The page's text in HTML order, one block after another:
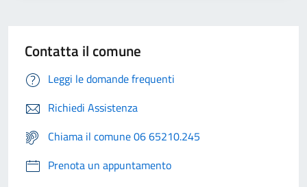
Contatta il comune
Leggi le domande frequenti
Richiedi Assistenza
Chiama il comune 06 65210.245
Prenota un appuntamento